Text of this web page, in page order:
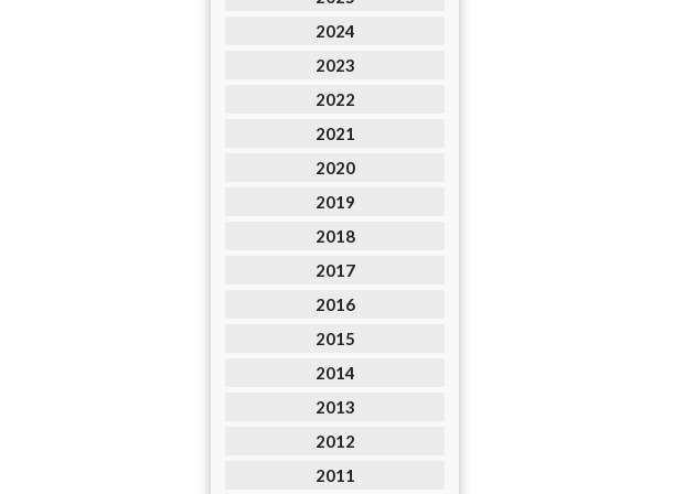
2024
2023
2022
2021
2020
2019
2018
2017
2016
2015
2014
2013
2012
2011